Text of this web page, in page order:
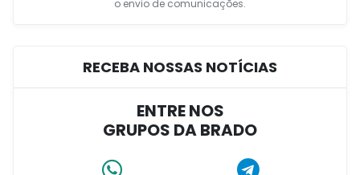
o envio de comunicações.
RECEBA NOSSAS NOTÍCIAS
ENTRE NOS
GRUPOS DA BRADO